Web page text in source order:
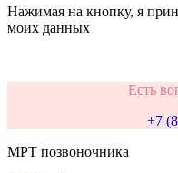
Нажимая на кнопку, я
моих данных
Есть
+7
МРТ позвоночника